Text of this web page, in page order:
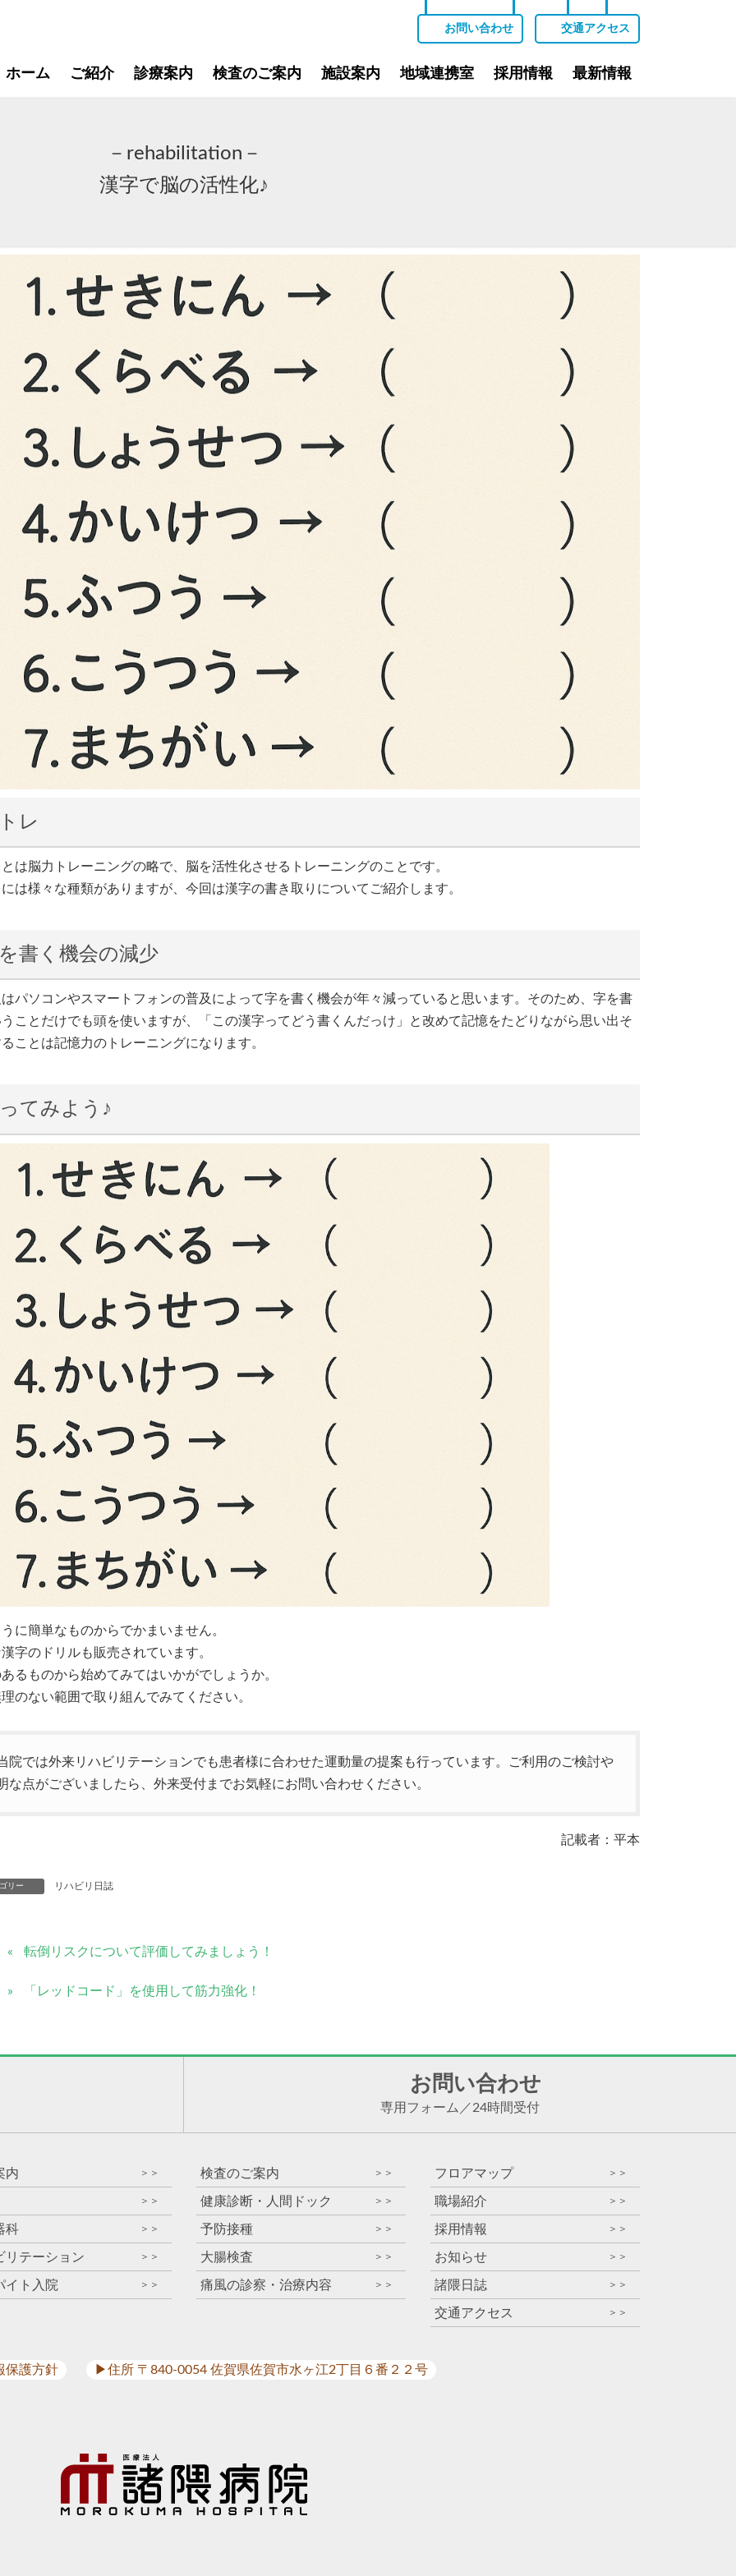
お問い合わせ 交通アクセス
ホーム ご紹介 診療案内 検査のご案内 施設案内 地域連携室 採用情報 最新情報
－rehabilitation－
漢字で脳の活性化♪
レ
は脳力トレーニングの略で、脳を活性化させるトレーニングのことです。
は様々な種類がありますが、今回は漢字の書き取りについてご紹介します。
書く機会の減少
パソコンやスマートフォンの普及によって字を書く機会が年々減っていると思います。そのため、字を書
ことだけでも頭を使いますが、「この漢字ってどう書くんだっけ」と改めて記憶をたどりながら思い出そ
ことは記憶力のトレーニングになります。
てみよう♪
に簡単なものからでかまいません。
字のドリルも販売されています。
るものから始めてみてはいかがでしょうか。
のない範囲で取り組んでみてください。
では外来リハビリテーションでも患者様に合わせた運動量の提案も行っています。ご利用のご検討や
な点がございましたら、外来受付までお気軽にお問い合わせください。
記載者：平本
リー リハビリ日誌
転倒リスクについて評価してみましょう！
「レッドコード」を使用して筋力強化！
お問い合わせ
専用フォーム ／24時間受付
内 ＞＞
＞＞
科 ＞＞
リテーション ＞＞
イト入院 ＞＞
検査のご案内 ＞＞
健康診断・人間ドック ＞＞
予防接種 ＞＞
大腸検査 ＞＞
痛風の診察・治療内容 ＞＞
フロアマップ ＞＞
職場紹介 ＞＞
採用情報 ＞＞
お知らせ ＞＞
諸隈日誌 ＞＞
交通アクセス ＞＞
護方針 ▶︎住所 〒840-0054 佐賀県佐賀市水ヶ江2丁目６番２２号